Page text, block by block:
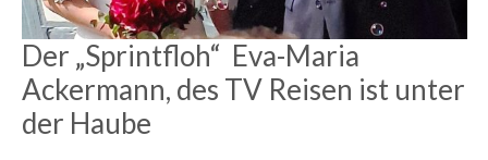
Der „Sprintfloh“ Eva-Maria
Ackermann, des TV Reisen ist unter
der Haube